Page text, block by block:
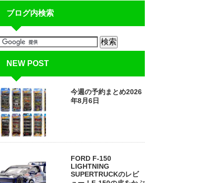
ブログ内検索
NEW POST
今週の予約まとめ2026
年8月6日
FORD F-150
LIGHTNING
SUPERTRUCKのレビ